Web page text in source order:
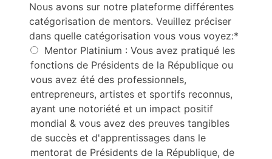
Nous avons sur notre plateforme différentes
catégorisation de mentors. Veuillez préciser
dans quelle catégorisation vous vous voyez:*
Mentor Platinium : Vous avez pratiqué les
fonctions de Présidents de la République ou
vous avez été des professionnels,
entrepreneurs, artistes et sportifs reconnus,
ayant une notoriété et un impact positif
mondial & vous avez des preuves tangibles
de succès et d'apprentissages dans le
mentorat de Présidents de la République, de